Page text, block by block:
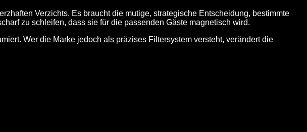
Verzichts. Es braucht die mutige, strategische Entscheidung, bestimmte
zu schleifen, dass sie für die passenden Gäste magnetisch wird.
Wer die Marke jedoch als präzises Filtersystem versteht, verändert die